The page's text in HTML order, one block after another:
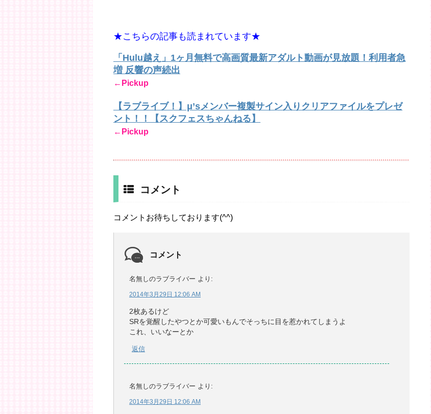
★こちらの記事も読まれています★
「Hulu越え」1ヶ月無料で高画質最新アダルト動画が見放題！利用者急
増 反響の声続出
←Pickup
【ラブライブ！】μ’sメンバー複製サイン入りクリアファイルをプレゼ
ント！！【スクフェスちゃんねる】
←Pickup
コメント
コメントお待ちしております(^^)
コメント
名無しのラブライバー より:
2014年3月29日 12:06 AM
2枚あるけど
SRを覚醒したやつとか可愛いもんでそっちに目を惹かれてしまうよ
これ、いいなーとか
返信
名無しのラブライバー より:
2014年3月29日 12:06 AM